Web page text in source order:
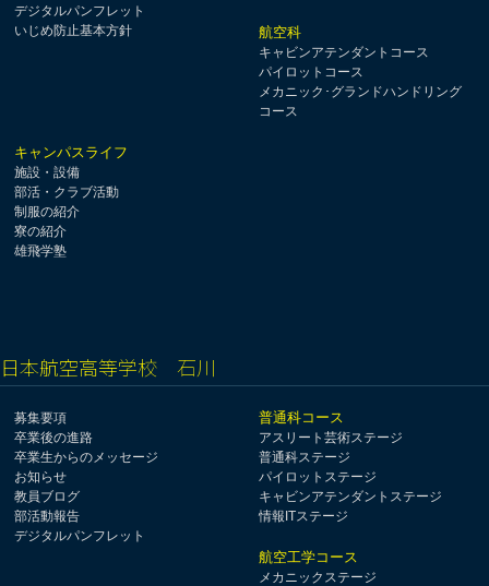
デジタルパンフレット
いじめ防止基本方針
航空科
キャビンアテンダントコース
パイロットコース
メカニック･グランドハンドリング
コース
キャンパスライフ
施設・設備
部活・クラブ活動
制服の紹介
寮の紹介
雄飛学塾
日本航空高等学校 石川
募集要項
卒業後の進路
卒業生からのメッセージ
お知らせ
教員ブログ
部活動報告
デジタルパンフレット
普通科コース
アスリート芸術ステージ
普通科ステージ
パイロットステージ
キャビンアテンダントステージ
情報ITステージ
航空工学コース
メカニックステージ